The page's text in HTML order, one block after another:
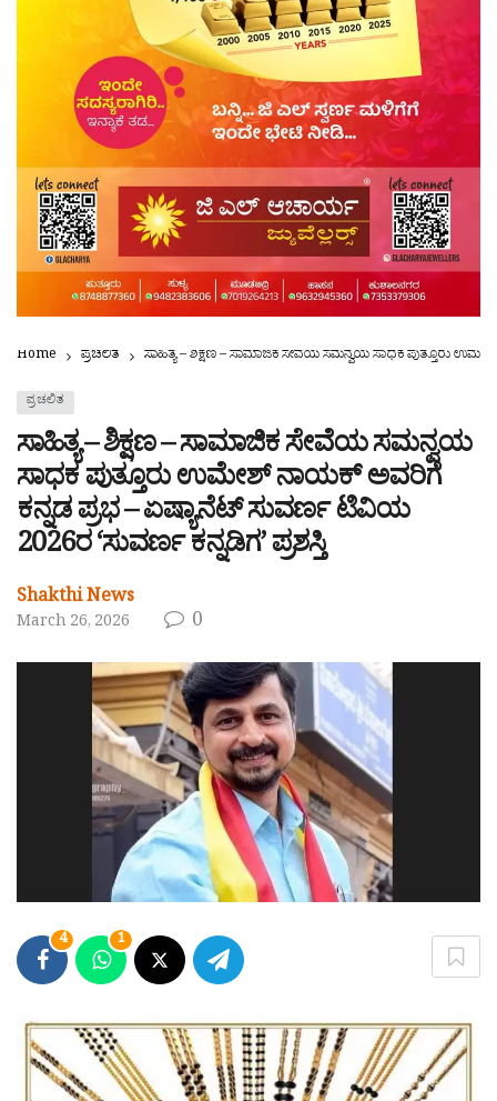
Home ಪ್ರಚಲಿತ ಸಾಹಿತ್ಯ – ಶಿಕ್ಷಣ – ಸಾಮಾಜಿಕ ಸೇವೆಯ ಸಮನ್ವಯ ಸಾಧಕ ಪುತ್ತೂರು
ಪ್ರಚಲಿತ
ಸಾಹಿತ್ಯ – ಶಿಕ್ಷಣ – ಸಾಮಾಜಿಕ ಸೇವೆಯ ಸಮನ್ವಯ
ಸಾಧಕ ಪುತ್ತೂರು ಉಮೇಶ್ ನಾಯಕ್ ಅವರಿಗೆ
ಕನ್ನಡ ಪ್ರಭ – ಏಷ್ಯಾನೆಟ್ ಸುವರ್ಣ ಟಿವಿಯ
2026ರ ‘ಸುವರ್ಣ ಕನ್ನಡಿಗ’ ಪ್ರಶಸ್ತಿ
Shakthi News
March 26, 2026 0
4 1